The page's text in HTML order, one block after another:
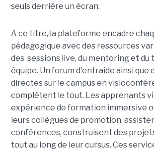
seuls derrière un écran.
A ce titre, la plateforme encadre
pédagogique avec des ressources
des sessions live, du mentoring et du
équipe. Un forum d'entraide ainsi que
directes sur le campus en
complètent le tout. Les apprenants
expérience de formation immersive
leurs collègues de promotion,
conférences, construisent des
tout au long de leur cursus. Ces